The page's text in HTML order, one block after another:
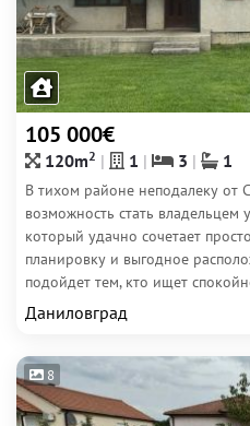
105 000€
120m2 1 3 1
В тихом районе неподалеку от
возможность стать владельцем
который удачно сочетает
планировку и выгодное
подойдет тем, кто ищет
Даниловград
8